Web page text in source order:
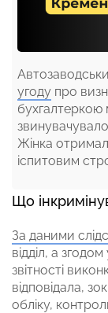
угоду про
бухгалтеркою
Жінка
іспитовим
Що
За даними
відділ, а
звітності
відповідала,
обліку,